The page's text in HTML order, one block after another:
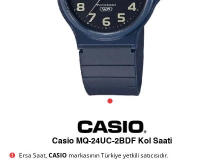
Casio MQ-24UC-2BDF Kol Saati
Ersa Saat,CASIO markasının Türkiye yetkili satıcısıdır.